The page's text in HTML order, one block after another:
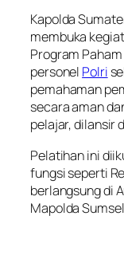
Kapolda
membuka
Program
personel Polri
pemahaman
secara aman
pelajar, dilansir
Pelatihan ini
fungsi seperti
berlangsung di
Mapolda